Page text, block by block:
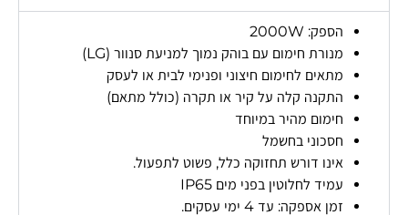
הספק: 2000W
מנורת חימום עם בוהק נמוך למניעת סנוור (LG)
מתאים לחימום חיצוני ופנימי לבית או לעסק
התקנה קלה על קיר או תקרה (כולל מתאם)
חימום מהיר במיוחד
חסכוני בחשמל
אינו דורש תחזוקה כלל, פשוט לתפעול.
עמיד לחלוטין בפני מים IP65
זמן אספקה: עד 4 ימי עסקים.